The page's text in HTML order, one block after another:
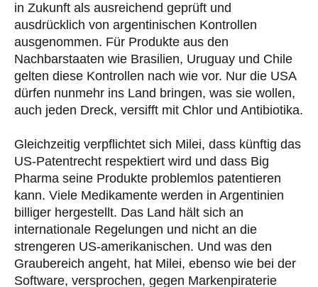
in Zukunft als ausreichend geprüft und
ausdrücklich von argentinischen Kontrollen
ausgenommen. Für Produkte aus den
Nachbarstaaten wie Brasilien, Uruguay und Chile
gelten diese Kontrollen nach wie vor. Nur die USA
dürfen nunmehr ins Land bringen, was sie wollen,
auch jeden Dreck, versifft mit Chlor und Antibiotika.
Gleichzeitig verpflichtet sich Milei, dass künftig das
US-Patentrecht respektiert wird und dass Big
Pharma seine Produkte problemlos patentieren
kann. Viele Medikamente werden in Argentinien
billiger hergestellt. Das Land hält sich an
internationale Regelungen und nicht an die
strengeren US-amerikanischen. Und was den
Graubereich angeht, hat Milei, ebenso wie bei der
Software, versprochen, gegen Markenpiraterie